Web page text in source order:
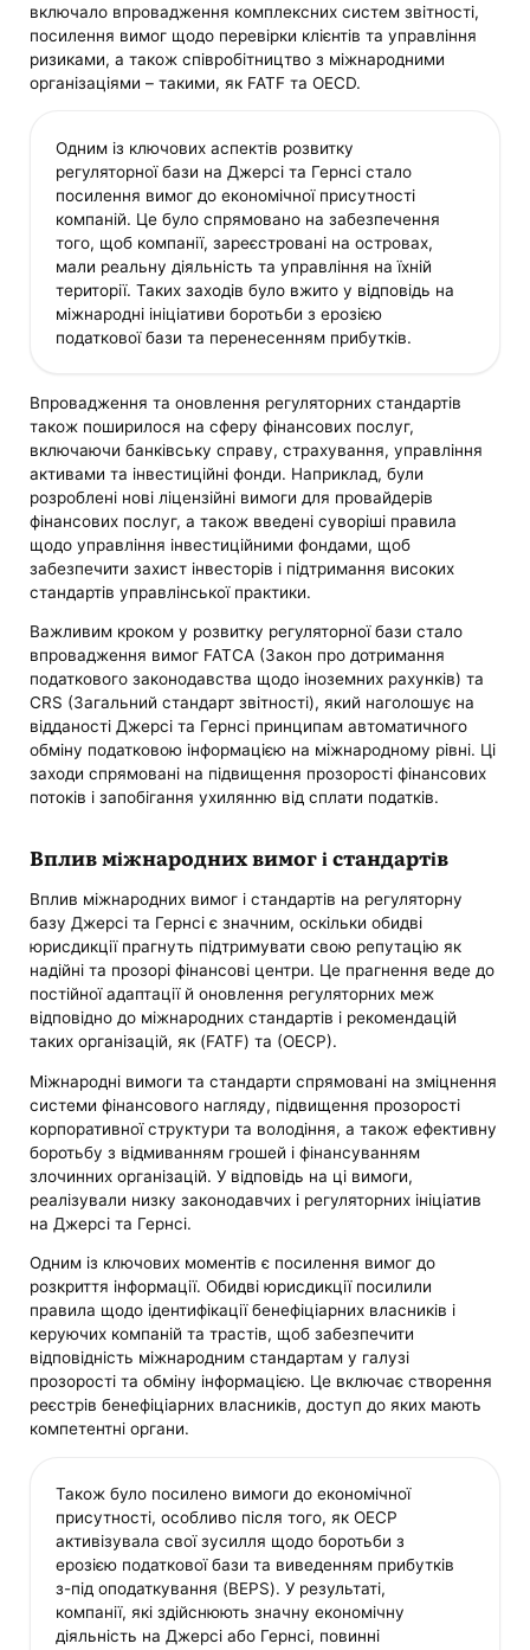
включало впровадження комплексних систем звітності,
посилення вимог щодо перевірки клієнтів та управління
ризиками, а також співробітництво з міжнародними
організаціями – такими, як FATF та OECD.
Одним із ключових аспектів розвитку
регуляторної бази на Джерсі та Гернсі стало
посилення вимог до економічної присутності
компаній. Це було спрямовано на забезпечення
того, щоб компанії, зареєстровані на островах,
мали реальну діяльність та управління на їхній
території. Таких заходів було вжито у відповідь на
міжнародні ініціативи боротьби з ерозією
податкової бази та перенесенням прибутків.
Впровадження та оновлення регуляторних стандартів
також поширилося на сферу фінансових послуг,
включаючи банківську справу, страхування, управління
активами та інвестиційні фонди. Наприклад, були
розроблені нові ліцензійні вимоги для провайдерів
фінансових послуг, а також введені суворіші правила
щодо управління інвестиційними фондами, щоб
забезпечити захист інвесторів і підтримання високих
стандартів управлінської практики.
Важливим кроком у розвитку регуляторної бази стало
впровадження вимог FATCA (Закон про дотримання
податкового законодавства щодо іноземних рахунків) та
CRS (Загальний стандарт звітності), який наголошує на
відданості Джерсі та Гернсі принципам автоматичного
обміну податковою інформацією на міжнародному рівні. Ці
заходи спрямовані на підвищення прозорості фінансових
потоків і запобігання ухилянню від сплати податків.
Вплив міжнародних вимог і стандартів
Вплив міжнародних вимог і стандартів на регуляторну
базу Джерсі та Гернсі є значним, оскільки обидві
юрисдикції прагнуть підтримувати свою репутацію як
надійні та прозорі фінансові центри. Це прагнення веде до
постійної адаптації й оновлення регуляторних меж
відповідно до міжнародних стандартів і рекомендацій
таких організацій, як (FATF) та (ОЕСР).
Міжнародні вимоги та стандарти спрямовані на зміцнення
системи фінансового нагляду, підвищення прозорості
корпоративної структури та володіння, а також ефективну
боротьбу з відмиванням грошей і фінансуванням
злочинних організацій. У відповідь на ці вимоги,
реалізували низку законодавчих і регуляторних ініціатив
на Джерсі та Гернсі.
Одним із ключових моментів є посилення вимог до
розкриття інформації. Обидві юрисдикції посилили
правила щодо ідентифікації бенефіціарних власників і
керуючих компаній та трастів, щоб забезпечити
відповідність міжнародним стандартам у галузі
прозорості та обміну інформацією. Це включає створення
реєстрів бенефіціарних власників, доступ до яких мають
компетентні органи.
Також було посилено вимоги до економічної
присутності, особливо після того, як ОЕСР
активізувала свої зусилля щодо боротьби з
ерозією податкової бази та виведенням прибутків
з-під оподаткування (BEPS). У результаті,
компанії, які здійснюють значну економічну
діяльність на Джерсі або Гернсі, повинні